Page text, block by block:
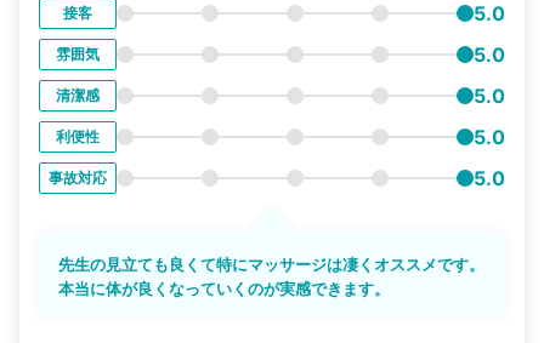
接客 5.0
雰囲気 5.0
清潔感 5.0
利便性 5.0
事故対応 5.0
先生の見立ても良くて特にマッサージは凄くオススメです。
本当に体が良くなっていくのが実感できます。